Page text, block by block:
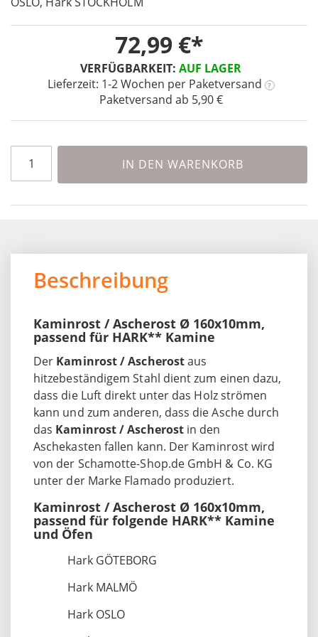
VERFÜGBARKEIT: AUF LAGER
Lieferzeit: 1-2 Wochen per Paketversand ?
Paketversand ab 5,90 €
72,99 €
IN DEN WARENKORB
the
Beschreibung
Kaminrost / Ascherost Ø 160x10mm,
passend für HARK** Kamine
Der Kaminrost / Ascherostaus
hitzebeständigem Stahl dient zum einen dazu,
dass die Luft direkt unter das Holz strömen
kann und zum anderen, dass die Asche durch
das Kaminrost / Ascherost in den
Aschekasten fallen kann. Der Kaminrost wird
von der Schamotte-Shop.de GmbH & Co. KG
unter der Marke Flamado produziert.
Kaminrost / Ascherost Ø 160x10mm,
passend für folgende HARK** Kamine
und Öfen
Hark GÖTEBORG
Hark MALMÖ
Hark OSLO